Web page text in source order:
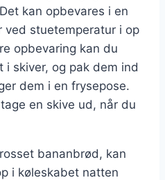
kan opbevares i en
stuetemperatur i op
opbevaring kan du
skiver, og pak dem ind
dem i en frysepose.
en skive ud, når du
bananbrød, kan
i køleskabet natten